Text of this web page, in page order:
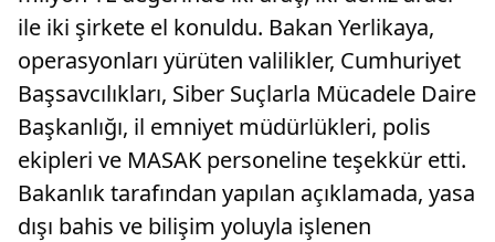
ile iki şirkete el konuldu. Bakan Yerlikaya,
operasyonları yürüten valilikler, Cumhuriyet
Başsavcılıkları, Siber Suçlarla Mücadele Daire
Başkanlığı, il emniyet müdürlükleri, polis
ekipleri ve MASAK personeline teşekkür etti.
Bakanlık tarafından yapılan açıklamada, yasa
dışı bahis ve bilişim yoluyla işlenen